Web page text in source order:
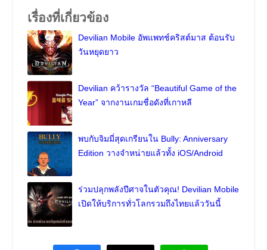
เรื่องที่เกี่ยวข้อง
Devilian Mobile อัพแพทช์คริสต์มาส ต้อนรับ
วันหยุดยาว
Devilian คว้ารางวัล “Beautiful Game of the
Year” จากงานเกมชื่อดังที่เกาหลี
พบกับจิมมี่สุดเกรียนใน Bully: Anniversary
Edition วางจำหน่ายแล้วทั้ง iOS/Android
ร่วมปลุกพลังปีศาจในตัวคุณ! Devilian Mobile
เปิดให้บริการทั่วโลกรวมถึงไทยแล้ววันนี้